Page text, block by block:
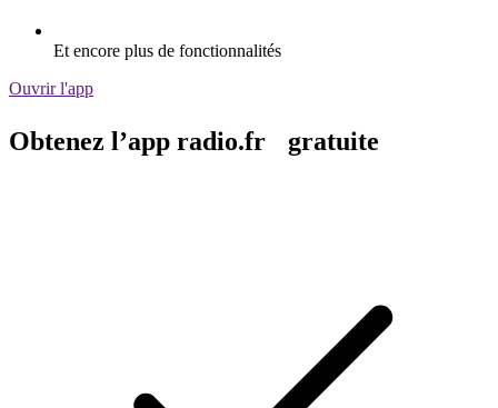
Et encore plus de fonctionnalités
Ouvrir l'app
Obtenez l’app radio.fr gratuite